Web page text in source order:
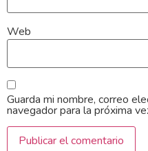
Web
Guarda mi nombre, correo
navegador para la próxima